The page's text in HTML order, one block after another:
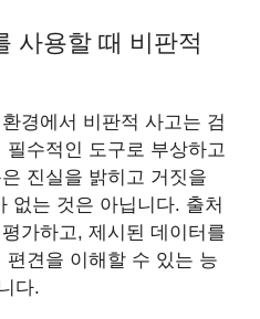
사용할 때 비판적
경에서 비판적 사고는 검
수적인 도구로 부상하고
진실을 밝히고 거짓을
없는 것은 아닙니다. 출처
가하고, 제시된 데이터를
견을 이해할 수 있는 능
다.